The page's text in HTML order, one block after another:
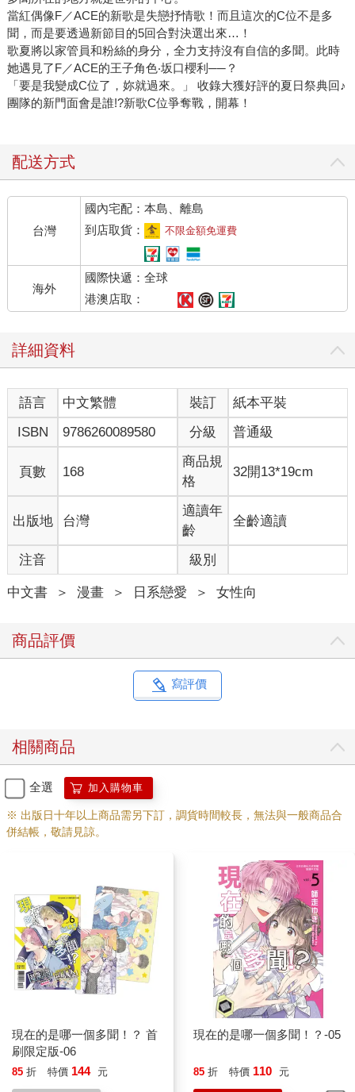
當紅偶像F／ACE的新歌是失戀抒情歌！而且這次的C位不是多
聞，而是要透過新節目的5回合對決選出來…！
歌夏將以家管員和粉絲的身分，全力支持沒有自信的多聞。此時
她遇見了F／ACE的王子角色‧坂口櫻利──？
「要是我變成C位了，妳就過來。」 收錄大獲好評的夏日祭典回♪
團隊的新門面會是誰!?新歌C位爭奪戰，開幕！
配送方式
台灣
國內宅配：本島、離島
到店取貨：
不限金額免運費
海外
國際快遞：全球
港澳店取：
詳細資料
語言 中文繁體 裝訂
紙本平裝
ISBN
9786260089580 分級 普通級
頁數 168
商品規
格
32開13*19cm
出版地 台灣
適讀年
齡
全齡適讀
注音 級別
中文書 ＞ 漫畫 ＞ 日系戀愛 ＞ 女性向
商品評價
寫評價
相關商品
全選 加入購物車
※ 出版日十年以上商品需另下訂，調貨時間較長，無法與一般商品合
併結帳，敬請見諒。
現在的是哪一個多聞！？ 首
刷限定版-06
85 折 特價 144 元
現在的是哪一個多聞！？-05
85 折 特價 110 元